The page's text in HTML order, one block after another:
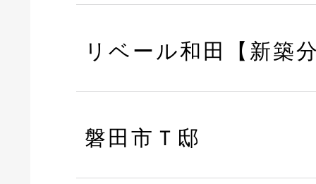
リベール和田【新築
磐田市Ｔ邸